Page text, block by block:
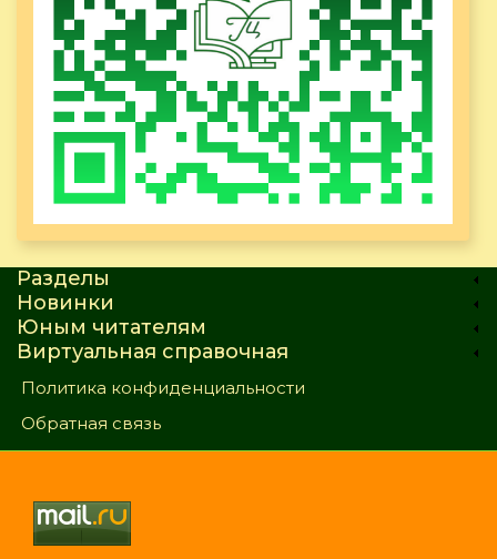
Разделы
Новинки
Юным читателям
Виртуальная справочная
Политика конфиденциальности
Обратная связь